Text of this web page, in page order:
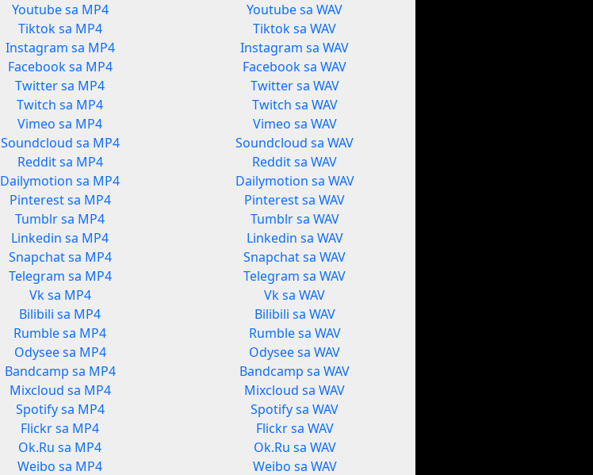
Youtube sa MP4
Tiktok sa MP4
Instagram sa MP4
Facebook sa MP4
Twitter sa MP4
Twitch sa MP4
Vimeo sa MP4
Soundcloud sa MP4
Reddit sa MP4
Dailymotion sa MP4
Pinterest sa MP4
Tumblr sa MP4
Linkedin sa MP4
Snapchat sa MP4
Telegram sa MP4
Vk sa MP4
Bilibili sa MP4
Rumble sa MP4
Odysee sa MP4
Bandcamp sa MP4
Mixcloud sa MP4
Spotify sa MP4
Flickr sa MP4
Ok.Ru sa MP4
Weibo sa MP4
Youtube sa WAV
Tiktok sa WAV
Instagram sa WAV
Facebook sa WAV
Twitter sa WAV
Twitch sa WAV
Vimeo sa WAV
Soundcloud sa WAV
Reddit sa WAV
Dailymotion sa WAV
Pinterest sa WAV
Tumblr sa WAV
Linkedin sa WAV
Snapchat sa WAV
Telegram sa WAV
Vk sa WAV
Bilibili sa WAV
Rumble sa WAV
Odysee sa WAV
Bandcamp sa WAV
Mixcloud sa WAV
Spotify sa WAV
Flickr sa WAV
Ok.Ru sa WAV
Weibo sa WAV